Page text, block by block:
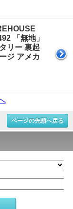
「無地」
リー 裏起
ジ アメカ
ページの先頭へ戻る